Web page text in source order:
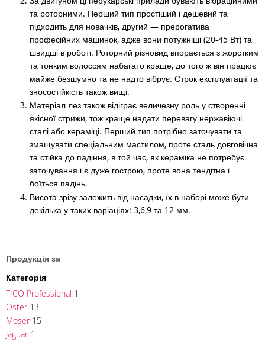
та роторними. Перший тип простіший і дешевий та
підходить для новачків, другий — прерогатива
професійних машинок, адже вони потужніші (20-45 Вт) та
швидші в роботі. Роторний різновид впорається з жорстким
та тонким волоссям набагато краще, до того ж він працює
майже безшумно та не надто вібрує. Строк експлуатації та
зносостійкість також вищі.
Матеріал лез також відіграє величезну роль у створенні
якісної стрижи, тож краще надати перевагу нержавіючі
сталі або кераміці. Перший тип потрібно заточувати та
змащувати спеціальним мастилом, проте сталь довговічна
та стійка до падіння, в той час, як кераміка не потребує
заточування і є дуже гострою, проте вона тендітна і
боїться падінь.
Висота зрізу залежить від насадки, їх в наборі може бути
декілька у таких варіаціях: 3,6,9 та 12 мм.
Продукція за
Категорія
TICO Professional 1
Oster 13
Moser 15
Jaguar 1